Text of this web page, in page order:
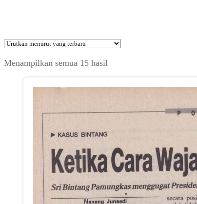
Menampilkan semua 15 hasil
yang
terbaru